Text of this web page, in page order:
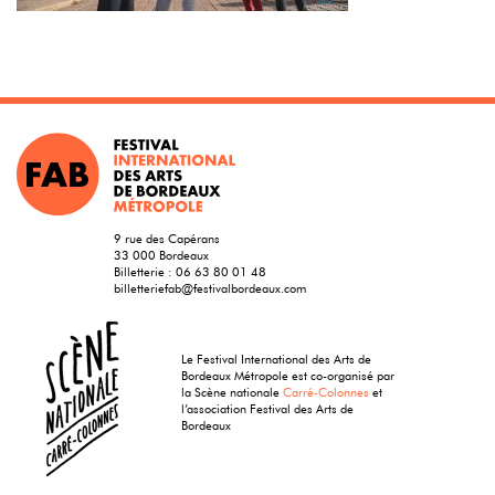
9 rue des Capérans
33 000 Bordeaux
Billetterie : 06 63 80 01 48
billetteriefab@festivalbordeaux.com
Le Festival International des Arts de
Bordeaux Métropole est co-organisé par
la Scène nationaleCarré-Colonnes et
l’association Festival des Arts de
Bordeaux